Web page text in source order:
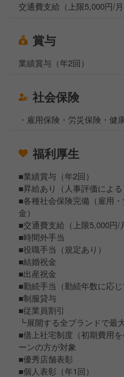
交通費支給（上限5,000円/月
賞与
業績賞与（年2回）
社会保険
・雇用保険・労災保険・健
福利厚生
■業績賞与（年2回）
■昇給あり（人事評価による
■各種社会保険完備（雇用
金）
■交通費支給（上限5,000円/
■時間外手当
■役職手当（規定あり）
■結婚祝金
■出産祝金
■勤続手当（勤続年数に応じ
■制服貸与
■従業員割引
┗展開する全ブランドで最
■借上社宅制度（初期費用
ーンの方が対象
■優秀店舗表彰
■個人表彰（年1回）